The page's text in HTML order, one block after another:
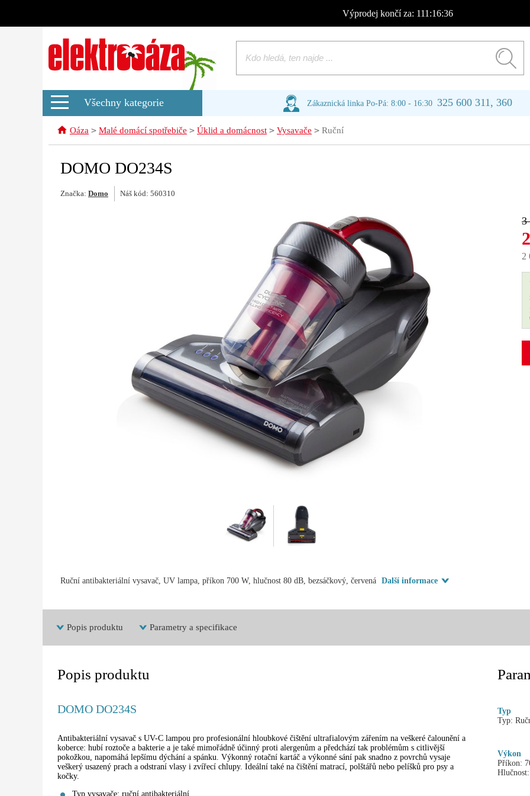
Výprodej končí za: 111:16:36
Všechny kategorie Zákaznická linka Po-Pá: 8:00 - 16:30 325 600 311, 360
Oáza > Malé domácí spotřebiče > Úklid a domácnost > Vysavače > Ruční
DOMO DO234S
Značka: Domo Náš kód: 560310
3
2
Ruční antibakteriální vysavač, UV lampa, příkon 700 W, hlučnost 80 dB, bezsáčkový, červená Další informace
Popis produktu Parametry a specifikace
Popis produktu
DOMO DO234S
Antibakteriální vysavač s UV-C lampou pro profesionální hloubkové čištění ultrafialovým zářením na veškeré čalounění a
koberce: hubí roztoče a bakterie a je také mimořádně účinný proti alergenům a předchází tak problémům s citlivější
pokožkou, napomáhá lepšímu dýchání a spánku. Výkonný rotační kartáč a výkonné sání pak snadno z povrchů vysaje
veškerý usazený prach a odstraní vlasy i zvířecí chlupy. Ideální také na čištění matrací, polštářů nebo pelíšků pro psy a
kočky.
Typ vysavače: ruční antibakteriální
Typ
Typ:
Výkon
Příkon:
Hlučnost: